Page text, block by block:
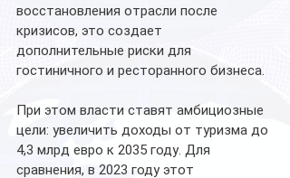
восстановления отрасли после
кризисов, это создает
дополнительные риски для
гостиничного и ресторанного бизнеса.
При этом власти ставят амбициозные
цели: увеличить доходы от туризма до
4,3 млрд евро к 2035 году. Для
сравнения, в 2023 году этот